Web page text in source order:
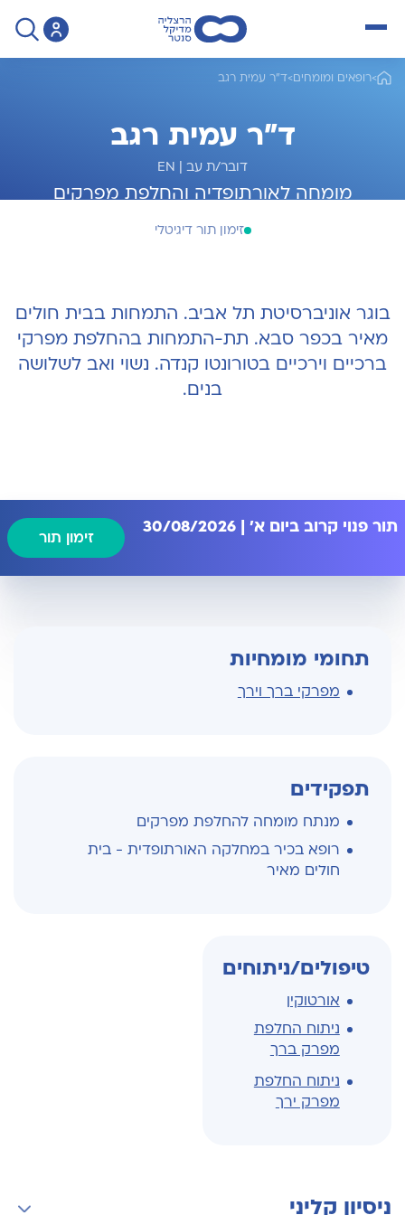
>רופאים ומומחים>ד"ר עמית רגב
ד"ר עמית רגב
דובר/ת עב |
EN
מומחה לאורתופדיה והחלפת מפרקים
זימון תור דיגיטלי
בוגר אוניברסיטת תל אביב. התמחות בבית חולים
מאיר בכפר סבא. תת-התמחות בהחלפת מפרקי
ברכיים וירכיים בטורונטו קנדה. נשוי ואב לשלושה
בנים.
תור פנוי קרוב ביום א' | 30/08/2026
זימון תור
תחומי מומחיות
מפרקי ברך וירך
תפקידים
מנתח מומחה להחלפת מפרקים
רופא בכיר במחלקה האורתופדית - בית
חולים מאיר
טיפולים/ניתוחים
אורטוקין
ניתוח החלפת
מפרק ברך
ניתוח החלפת
מפרק ירך
ניסיון קליני